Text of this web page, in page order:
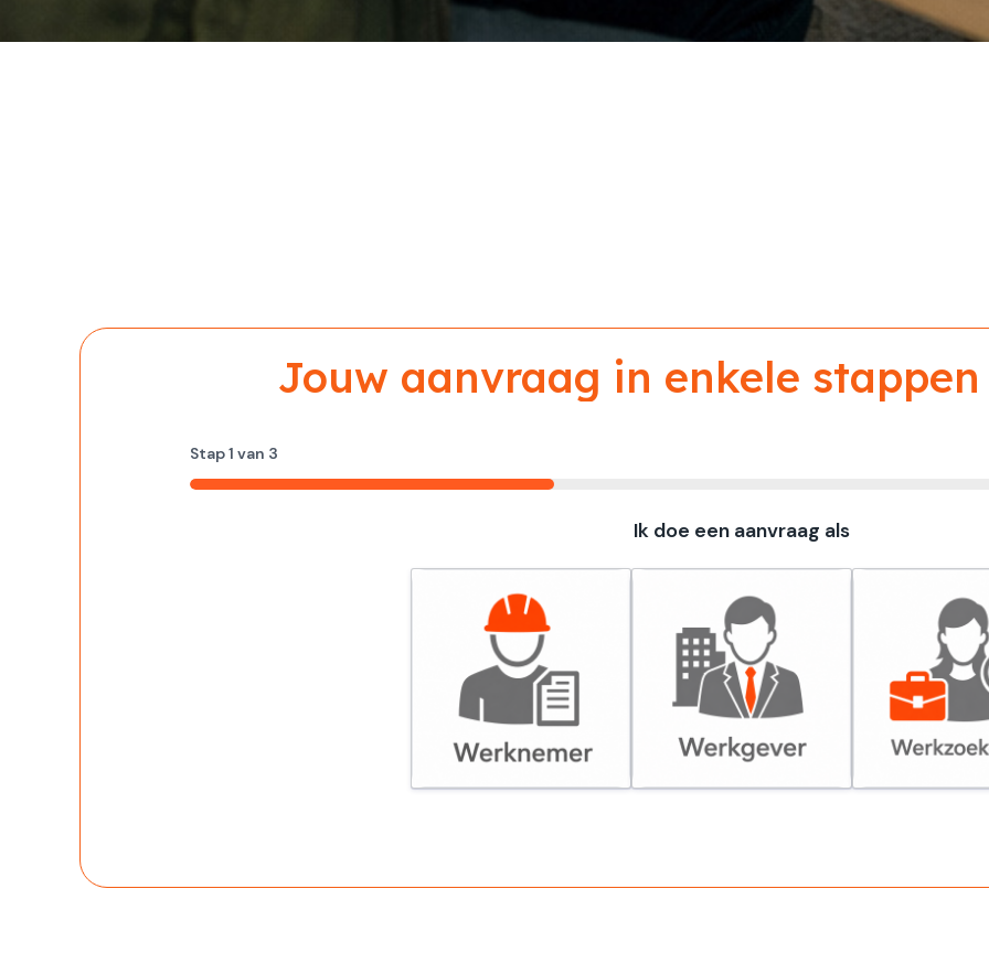
Jouw aanvraag in enkele stappen
Stap1 van 3
33%
Ik doe een aanvraag als
Werknemer Werkgever Werkzoekende